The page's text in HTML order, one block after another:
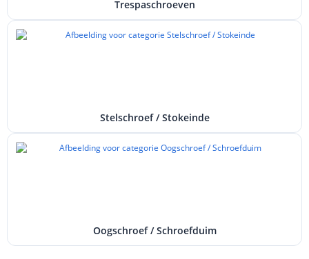
Trespaschroeven
Stelschroef / Stokeinde
Oogschroef / Schroefduim